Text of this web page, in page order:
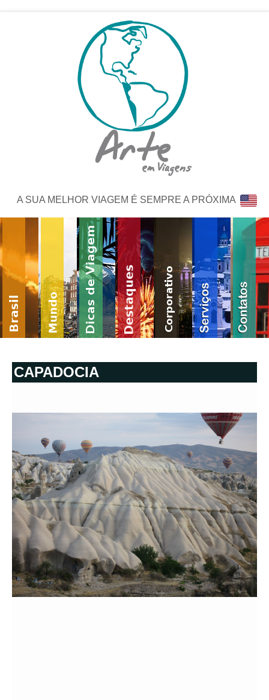
A SUA MELHOR VIAGEM É SEMPRE A PRÓXIMA
CAPADOCIA